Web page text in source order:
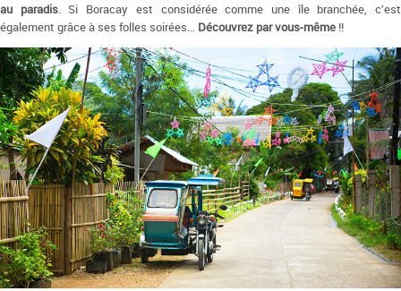
au paradis. Si Boracay est considérée comme une île branchée, c’est
également grâce à ses folles soirées… Découvrez par vous-même !!